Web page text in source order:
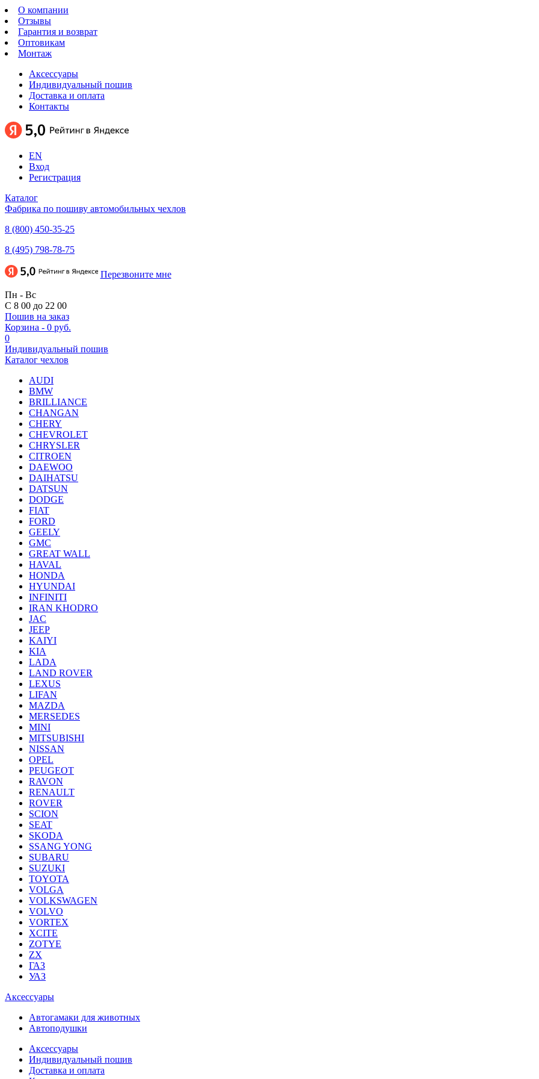
О компании
Отзывы
Гарантия и возврат
Оптовикам
Монтаж
Аксессуары
Индивидуальный пошив
Доставка и оплата
Контакты
EN
Вход
Регистрация
Каталог
Фабрика по пошиву автомобильных чехлов
8 (800) 450-35-25
8 (495) 798-78-75
Перезвоните мне
Пн - Вс
С 8 00 до 22 00
Пошив на заказ
Корзина - 0 руб.
0
Индивидуальный пошив
Каталог чехлов
AUDI
BMW
BRILLIANCE
CHANGAN
CHERY
CHEVROLET
CHRYSLER
CITROEN
DAEWOO
DAIHATSU
DATSUN
DODGE
FIAT
FORD
GEELY
GMC
GREAT WALL
HAVAL
HONDA
HYUNDAI
INFINITI
IRAN KHODRO
JAC
JEEP
KAIYI
KIA
LADA
LAND ROVER
LEXUS
LIFAN
MAZDA
MERSEDES
MINI
MITSUBISHI
NISSAN
OPEL
PEUGEOT
RAVON
RENAULT
ROVER
SCION
SEAT
SKODA
SSANG YONG
SUBARU
SUZUKI
TOYOTA
VOLGA
VOLKSWAGEN
VOLVO
VORTEX
XCITE
ZOTYE
ZX
ГАЗ
УАЗ
Аксессуары
Автогамаки для животных
Автоподушки
Аксессуары
Индивидуальный пошив
Доставка и оплата